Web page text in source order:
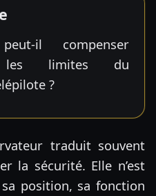
il compenser
les limites du
?
traduit souvent
la sécurité. Elle n’est
position, sa fonction